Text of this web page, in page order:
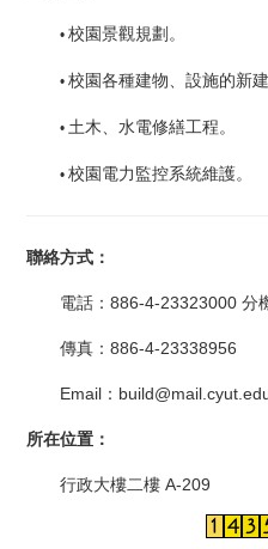
•校園景觀規劃。
•校園各種建物、設施的新建
• 土木、水電修繕工程。
•校園電力監控系統維護。
聯絡方式：
電話：886-4-23323000分
傳真：886-4-23338956
Email ：
所在位置：
行政大樓二樓 A-209